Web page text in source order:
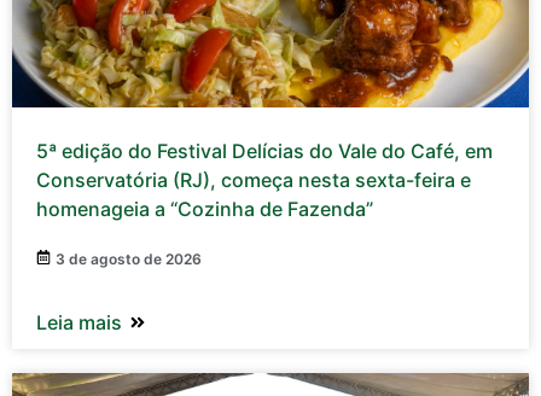
5ª edição do Festival Delícias do Vale do Café, em
Conservatória (RJ), começa nesta sexta-feira e
homenageia a “Cozinha de Fazenda”
3 de agosto de 2026
Leia mais